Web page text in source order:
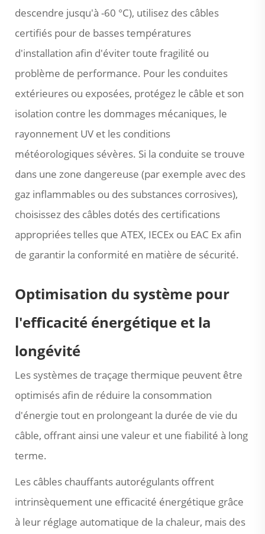
descendre jusqu'à -60 °C), utilisez des câbles
certifiés pour de basses températures
d'installation afin d'éviter toute fragilité ou
problème de performance. Pour les conduites
extérieures ou exposées, protégez le câble et son
isolation contre les dommages mécaniques, le
rayonnement UV et les conditions
météorologiques sévères. Si la conduite se trouve
dans une zone dangereuse (par exemple avec des
gaz inflammables ou des substances corrosives),
choisissez des câbles dotés des certifications
appropriées telles que ATEX, IECEx ou EAC Ex afin
de garantir la conformité en matière de sécurité.
Optimisation du système pour
l'efficacité énergétique et la
longévité
Les systèmes de traçage thermique peuvent être
optimisés afin de réduire la consommation
d'énergie tout en prolongeant la durée de vie du
câble, offrant ainsi une valeur et une fiabilité à long
terme.
Les câbles chauffants autorégulants offrent
intrinsèquement une efficacité énergétique grâce
à leur réglage automatique de la chaleur, mais des